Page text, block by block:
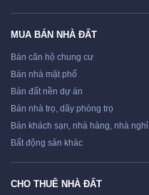
MUA BÁN NHÀ ĐẤT
Bán căn hộ chung cư
Bán nhà mặt phố
Bán đất nền dự án
Bán nhà trọ, dãy phòng trọ
Bán khách sạn, nhà hàng, nhà nghỉ
Bất động sản khác
CHO THUÊ NHÀ ĐẤT